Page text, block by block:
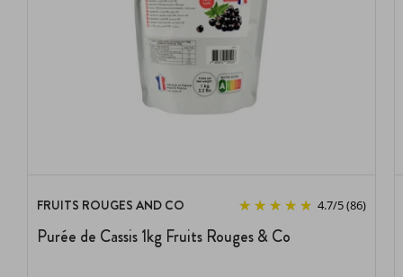
FRUITS ROUGES AND CO 4.7/5(86)
Purée de Cassis 1kg Fruits Rouges & Co